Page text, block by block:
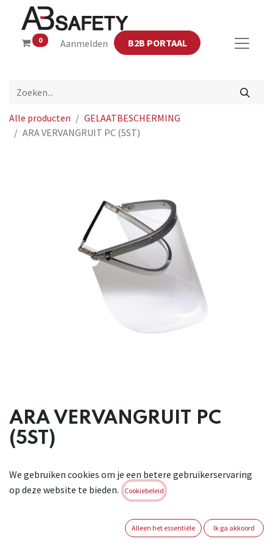
0 Aanmelden B2B PORTAAL
Alle producten
GELAATBESCHERMING
ARA VERVANGRUIT PC (5ST)
ARA VERVANGRUIT PC
(5ST)
Conform : EN166:2001
Brand:
Login of registreer om verder te
We gebruiken cookies om je een betere gebruikerservaring
op deze website te bieden.
Cookiebeleid
Alleen het essentiële Ik ga akkoord